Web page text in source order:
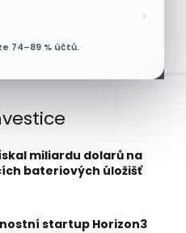
›
74–89 % účtů.
miliardu dolarů na
bateriových úložišť
startup Horizon3